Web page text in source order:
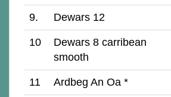
9. Dewars 12
10
Dewars 8 carribean
smooth
11 Ardbeg An Oa *